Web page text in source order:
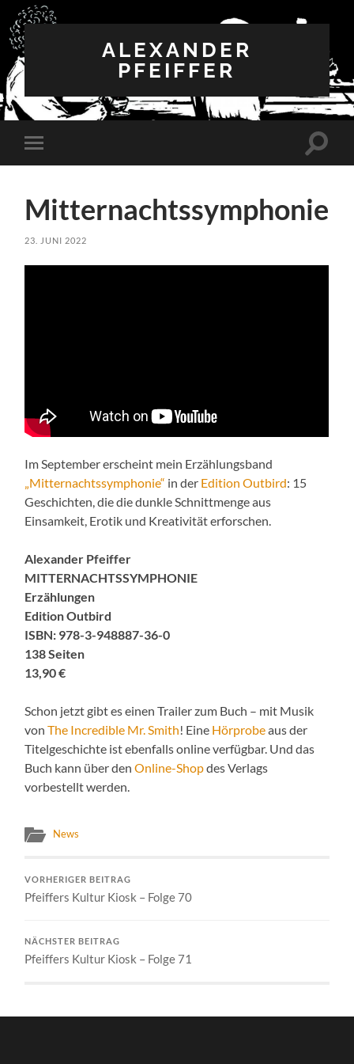
ALEXANDER
PFEIFFER
Mobile-
Menü
Mitternachtssymphonie
23. JUNI 2022
Im September erscheint mein Erzählungsband
„Mitternachtssymphonie“ in der Edition Outbird: 15
Geschichten, die die dunkle Schnittmenge aus
Einsamkeit, Erotik und Kreativität erforschen.
Alexander Pfeiffer
MITTERNACHTSSYMPHONIE
Erzählungen
Edition Outbird
ISBN: 978-3-948887-36-0
138 Seiten
13,90 €
Schon jetzt gibt es einen Trailer zum Buch – mit Musik
vonThe Incredible Mr. Smith! Eine Hörprobeaus der
Titelgeschichte ist ebenfalls online verfügbar. Und das
Buch kann über denOnline-Shopdes Verlags
vorbestellt werden.
News
VORHERIGER BEITRAG
Pfeiffers Kultur Kiosk – Folge 70
NÄCHSTER BEITRAG
Pfeiffers Kultur Kiosk – Folge 71